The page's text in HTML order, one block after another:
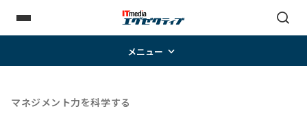
メニュー
マネジメント力を科学する